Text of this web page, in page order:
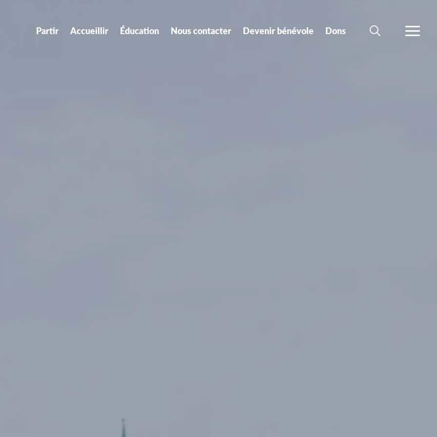
Partir Accueillir Éducation Nous contacter Devenir bénévole Dons
CHERCHERPLUS